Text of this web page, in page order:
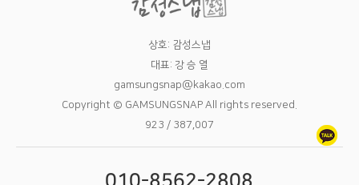
상호: 감성스냅
대표: 강 승 열
gamsungsnap@kakao.com
Copyright © GAMSUNGSNAP All rights reserved.
923 / 387,007
010-8562-2808